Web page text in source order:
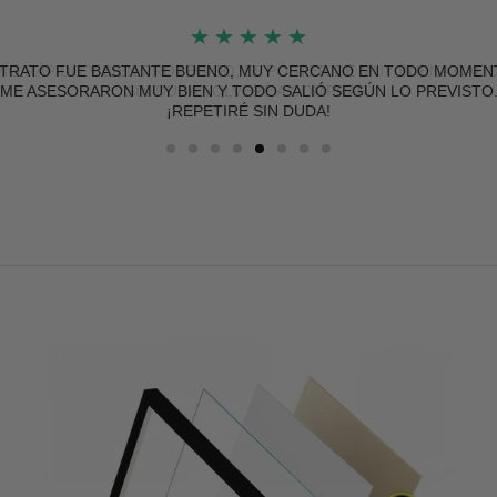
★ ★ ★ ★ ★
RÁPIDO Y BIEN PROTEGIDO, EL PÓSTER DE MUY BUENA
SIN DUDA VOLVERÉ A COMPRAR.